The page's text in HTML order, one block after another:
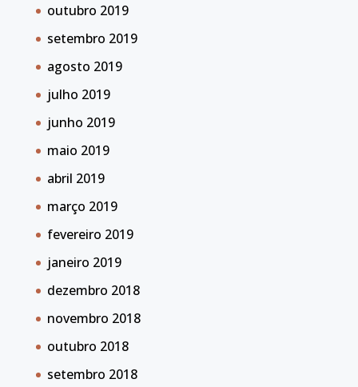
outubro 2019
setembro 2019
agosto 2019
julho 2019
junho 2019
maio 2019
abril 2019
março 2019
fevereiro 2019
janeiro 2019
dezembro 2018
novembro 2018
outubro 2018
setembro 2018